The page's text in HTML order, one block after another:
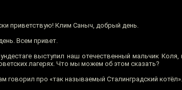
приветствую! Клим Саныч, добрый день.
Всем привет.
выступил наш отечественный мальчик
лагерях. Что мы можем об этом сказать?
говорил про «так называемый Сталинградский котёл».